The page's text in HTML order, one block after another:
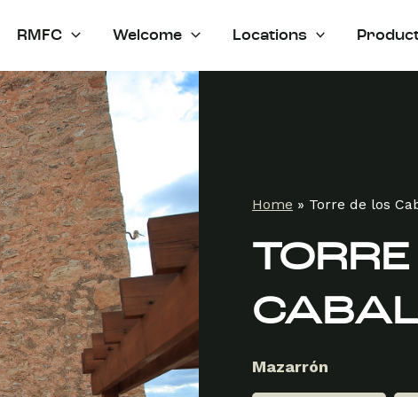
RMFC Welcome Locations
Home » Torre de los
Mazarrón